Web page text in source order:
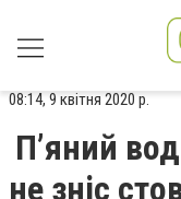
08:14, 9 квітня 2020 р.
П’яний
не зніс